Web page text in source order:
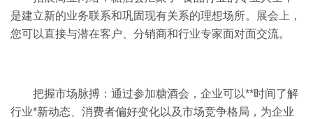
是建立新的业务联系和巩固现有关系的理想场所。展会上，
您可以直接与潜在客户、分销商和行业专家面对面交流。
把握市场脉搏：通过参加糖酒会，企业可以**时间了解
行业*新动态、消费者偏好变化以及市场竞争格局，为企业